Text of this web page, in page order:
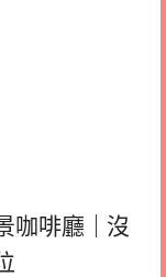
咖啡廳｜沒